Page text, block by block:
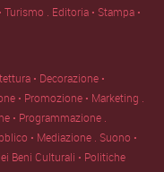
. Editoria • Stampa •
• Decorazione •
• Promozione • Marketing .
• Programmazione .
• Mediazione . Suono •
Beni Culturali • Politiche